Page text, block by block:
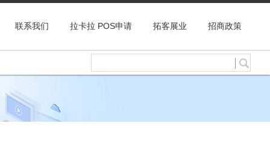
联系我们 拉卡拉 POS申请 拓客展业 招商政策